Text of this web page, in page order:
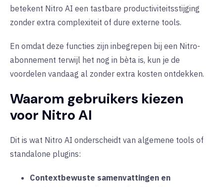
betekent Nitro AI een tastbare productiviteitsstijging
zonder extra complexiteit of dure externe tools.
En omdat deze functies zijn inbegrepen bij een Nitro-
abonnement terwijl het nog in bèta is, kun je de
voordelen vandaag al zonder extra kosten ontdekken.
Waarom gebruikers kiezen
voor Nitro AI
Dit is wat Nitro AI onderscheidt van algemene tools of
standalone plugins:
Contextbewuste samenvattingen en